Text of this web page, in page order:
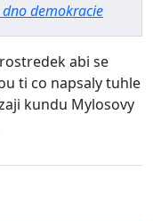
demokracie
abi se
ti co napsaly tuhle
kundu Mylosovy